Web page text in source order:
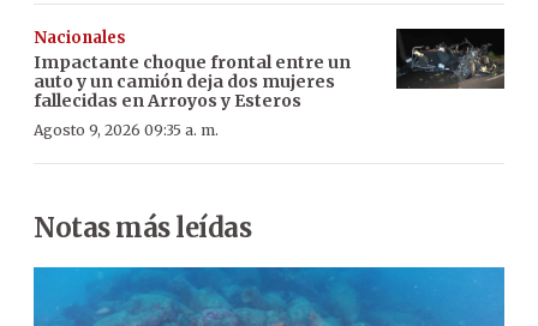
Nacionales
Impactante choque frontal entre un
auto y un camión deja dos mujeres
fallecidas en Arroyos y Esteros
Agosto 9, 2026 09:35 a. m.
Notas más leídas